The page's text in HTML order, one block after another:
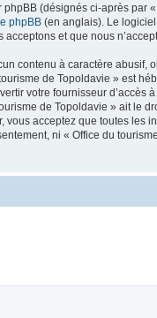
(désignés ci-après par
phpBB (en anglais). Le
et que nous
contenu à caractère abusif,
de Topoldavie » est
votre fournisseur d’accès
de Topoldavie » ait le
vous acceptez que toutes
ni « Office du